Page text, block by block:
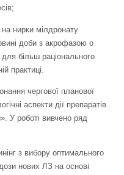
на нирки мілдронату
доби з акрофазою о
більш раціонального
практиці.
чергової планової
аспекти дії препаратів
У роботі вивчено ряд
з вибору оптимального
нових ЛЗ на основі